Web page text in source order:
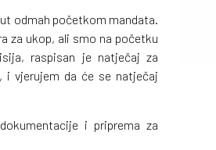
odmah početkom mandata.
za ukop, ali smo na početku
raspisan je natječaj za
i vjerujem da će se natječaj
i priprema za